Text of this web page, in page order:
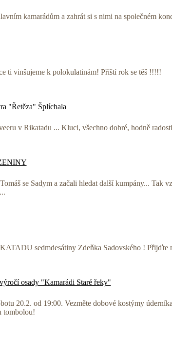
kamarádům a zahrát si s nimi na společném
ti vinšujeme k polokulatinám! Příští rok se těš !!!!!
"Řetěza" Šplíchala
v Rikatadu ... Kluci, všechno dobré, hodně
se Sadym a začali hledat další kumpány...
sedmdesátiny Zdeňka Sadovského ! Přijďte
osady "Kamarádi Staré řeky"
20.2. od 19:00. Vezměte dobové kostýmy
tombolou!